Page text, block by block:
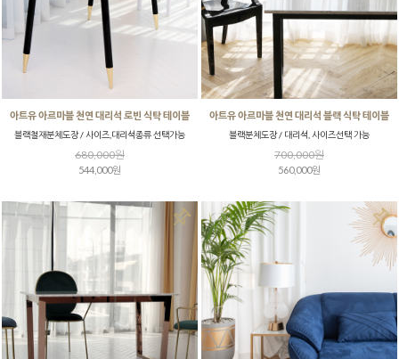
아트유 아르마블 천연 대리석 로빈 식탁 테이블
블랙철재분체도장 / 사이즈,대리석종류 선택가능
680,000원
544,000원
아트유 아르마블 천연 대리석 블랙 식탁 테이블
블랙분체도장 / 대리석, 사이즈선택 가능
700,000원
560,000원